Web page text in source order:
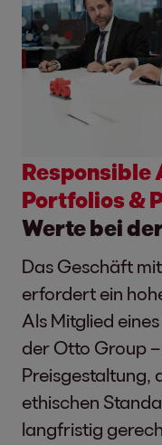
Responsible
Portfolios &
Werte bei
Das Geschäft
erfordert ein
Als Mitglied
der Otto Group
Preisgestaltung,
ethischen
langfristig